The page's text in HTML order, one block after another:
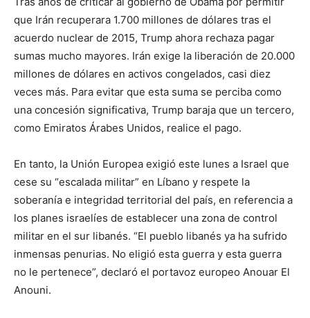
que Irán recuperara 1.700 millones de dólares tras el
acuerdo nuclear de 2015, Trump ahora rechaza pagar
sumas mucho mayores. Irán exige la liberación de 20.000
millones de dólares en activos congelados, casi diez
veces más. Para evitar que esta suma se perciba como
una concesión significativa, Trump baraja que un tercero,
como Emiratos Árabes Unidos, realice el pago.
En tanto, la Unión Europea exigió este lunes a Israel que
cese su “escalada militar” en Líbano y respete la
soberanía e integridad territorial del país, en referencia a
los planes israelíes de establecer una zona de control
militar en el sur libanés. “El pueblo libanés ya ha sufrido
inmensas penurias. No eligió esta guerra y esta guerra
no le pertenece”, declaró el portavoz europeo Anouar El
Anouni.